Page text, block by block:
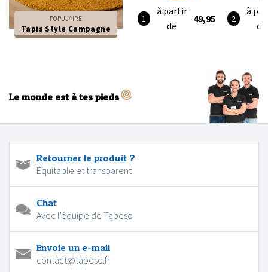
POPULAIRE
Tapis Style Campagne
à partir
de
49,95
à
de
Le monde est à tes pieds
Retourner le produit ?
Équitable et transparent
Chat
Avec l'équipe de Tapeso
Envoie un e-mail
contact@tapeso.fr